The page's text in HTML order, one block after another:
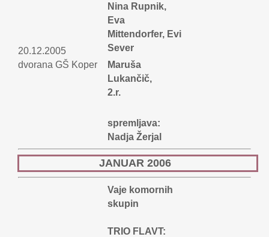
20.12.2005
dvorana GŠ Koper
Nina Rupnik,
Eva
Mittendorfer, Evi
Sever
Maruša
Lukančič,
2.r.
spremljava:
Nadja Žerjal
JANUAR 2006
Vaje komornih
skupin
TRIO FLAVT: